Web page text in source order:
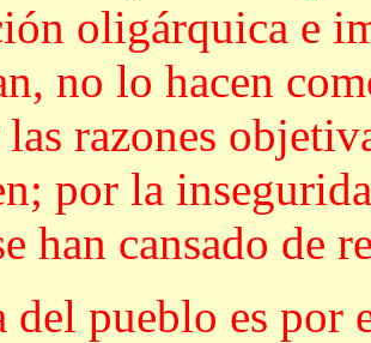
oligárquica e
no lo hacen
razones
por la
han cansado de
del pueblo es por